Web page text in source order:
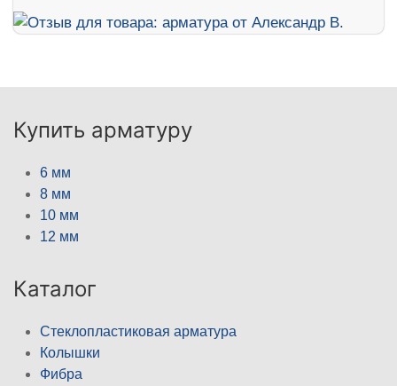
Купить арматуру
6 мм
8 мм
10 мм
12 мм
Каталог
Стеклопластиковая арматура
Колышки
Фибра